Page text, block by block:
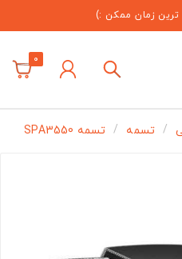
ترین زمان ممکن :)
0
تسمه تسمه SPA3550